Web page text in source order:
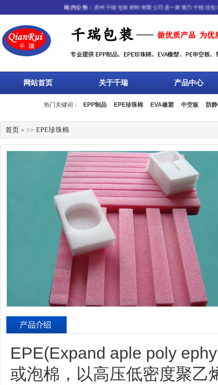
站内公告：苏州千瑞包装材料有限公司是一家致力于物流包装
网站首页 关于千瑞 产品中心
热门关键词： EPP制品 EPE珍珠棉 EVA橡塑 中空板 防
流箱 周转箱
首页 » >> EPE珍珠棉
EPE(Expand aple poly
或泡棉，以高压低密度聚乙